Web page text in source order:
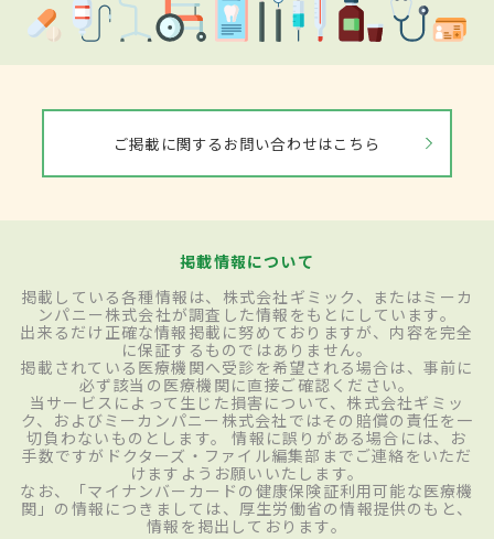
ご掲載に関するお問い合わせはこちら
掲載情報について
掲載している各種情報は、株式会社ギミック、またはミーカ
ンパニー株式会社が調査した情報をもとにしています。
出来るだけ正確な情報掲載に努めておりますが、内容を完全
に保証するものではありません。
掲載されている医療機関へ受診を希望される場合は、事前に
必ず該当の医療機関に直接ご確認ください。
当サービスによって生じた損害について、株式会社ギミッ
ク、およびミーカンパニー株式会社ではその賠償の責任を一
切負わないものとします。 情報に誤りがある場合には、お
手数ですがドクターズ・ファイル編集部までご連絡をいただ
けますようお願いいたします。
なお、「マイナンバーカードの健康保険証利用可能な医療機
関」の情報につきましては、厚生労働省の情報提供のもと、
情報を掲出しております。